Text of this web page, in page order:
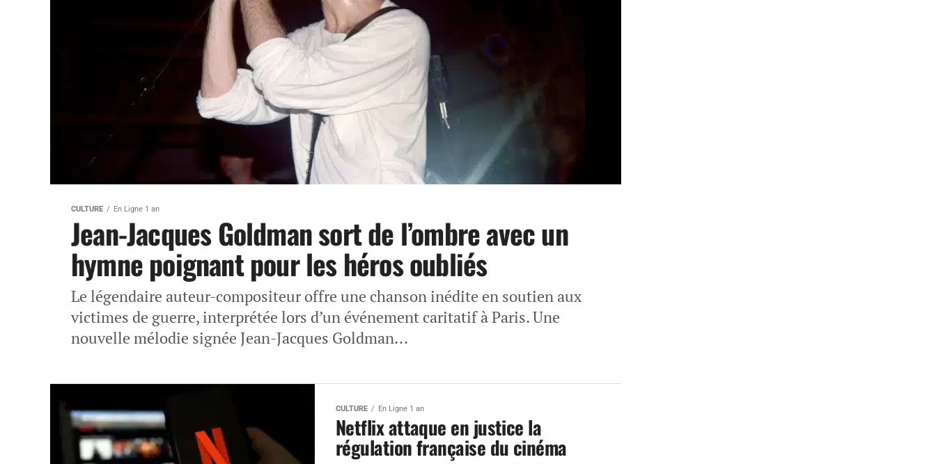
CULTURE En Ligne 1 an
Jean-Jacques Goldman sort de l’ombre avec un
hymne poignant pour les héros oubliés
Le légendaire auteur-compositeur offre une chanson inédite en soutien aux
victimes de guerre, interprétée lors d’un événement caritatif à Paris. Une
nouvelle mélodie signée Jean-Jacques Goldman...
CULTURE En Ligne 1 an
Netflix attaque en justice la
régulation française du cinéma